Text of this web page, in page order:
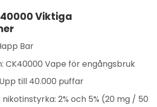
Viktiga
Bar
CK40000 Vape för engångsbruk
Upp till 40.000 puffar
2% och 5% (20 mg / 50